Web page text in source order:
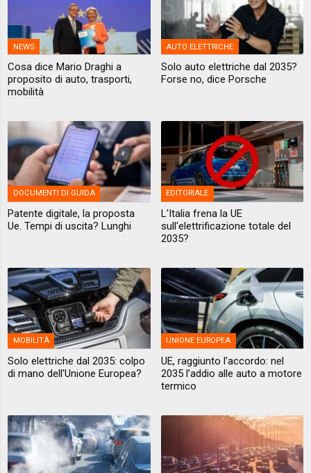
NEWS
Cosa dice Mario Draghi a
proposito di auto, trasporti,
mobilità
AUTO ELETTRICHE
Solo auto elettriche dal 2035?
Forse no, dice Porsche
DOCUMENTI DI GUIDA
Patente digitale, la proposta
Ue. Tempi di uscita? Lunghi
EDITORIALE
L'Italia frena la UE
sull'elettrificazione totale del
2035?
MOBILITÀ
Solo elettriche dal 2035: colpo
di mano dell'Unione Europea?
UNIONE EUROPEA
UE, raggiunto l’accordo: nel
2035 l’addio alle auto a motore
termico